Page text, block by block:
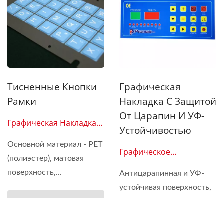
Тисненные Кнопки
Рамки
Графическая Накладка
Основной материал - PET
(полиэстер), матовая
поверхность,...
Графическая
Накладка С Защитой
От Царапин И УФ-
Устойчивостью
Графическое
Антицарапинная и УФ-
устойчивая поверхность,